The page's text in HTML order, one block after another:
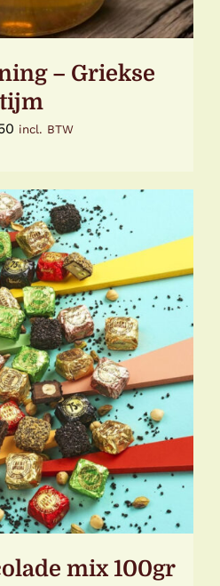
– Griekse
tijm
incl. BTW
WINKELWAGEN
/
mix 100gr